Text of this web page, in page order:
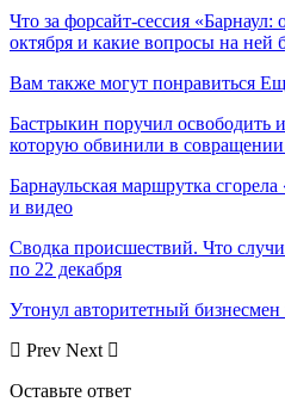
Что за форсайт-сессия «Барнаул:
октября и какие вопросы на ней
Вам также могут понравиться
Бастрыкин поручил освободить
которую обвинили в
Барнаульская маршрутка
и видео
Сводка происшествий. Что
по 22 декабря
Утонул авторитетный
Prev Next
Оставьте ответ